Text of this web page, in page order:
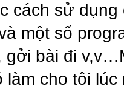
cách sử
một số
gởi bài đi
làm cho tôi